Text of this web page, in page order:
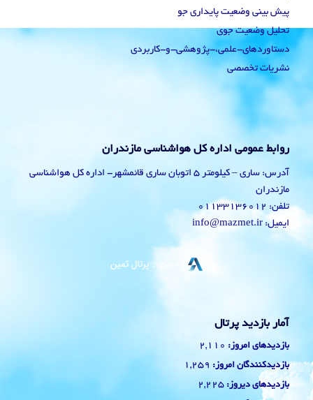
پیش بینی وضعیت پایداری جو
تحلیل وضعیت جوی
دستاوردهای-علمی،-پژوهشی-و-کاربردی
نشریات تخصصی
روابط عمومی اداره کل هواشناسی مازندران
آدرس: ساری – کیلومتر 5 اتوبان ساری قائمشهر- اداره کل هواشناسی
مازندران
تلفن: 01133136012
ایمیل: info@mazmet.ir
آمار بازدید پرتال
بازدیدهای امروز: 2,110
بازدیدکنندگان امروز: 1,259
بازدیدهای دیروز: 2,225